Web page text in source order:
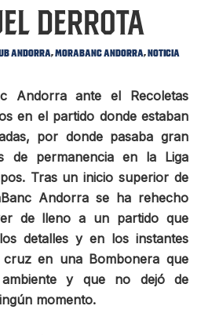
derrota
Andorra,MoraBanc Andorra,Noticia
Andorra ante el Recoletas
en el partido donde estaban
por donde pasaba gran
de permanencia en la Liga
Tras un inicio superior de
Andorra se ha rehecho
de lleno a un partido que
detalles y en los instantes
en una Bombonera que
y que no dejó de
momento.